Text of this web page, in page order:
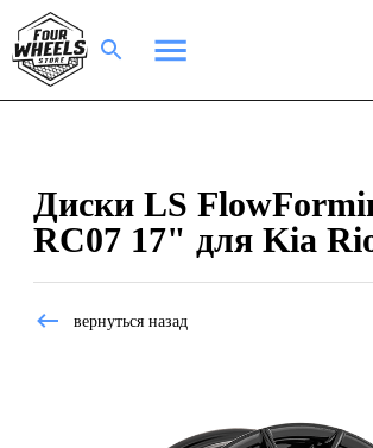
Диски LS
RC07 17" для Kia
вернуться назад